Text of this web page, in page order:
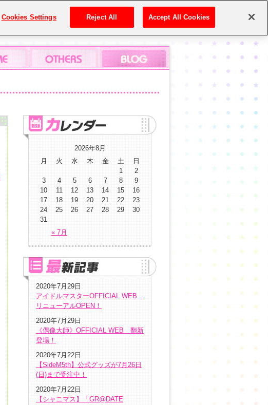
2026年8月
月
火 水 木 金 土 日
« 7月
1
2
3
4 5 6 7 8
9
10
11 12 13 14 15
16
17
18 19 20 21 22
23
24
25 26 27 28 29
30
31
2020年7月29日
アイドルマスターOFFICIAL WEB
リニューアルOPEN！
2020年7月29日
《偶像大師》OFFICIAL WEB 翻新
登場！
2020年7月22日
【SideM5th】公式グッズが7月26日
(日)まで受注中！
2020年7月22日
【シャニマス】「GR@DATE
Cookies Settings Reject All Accept All Cookies